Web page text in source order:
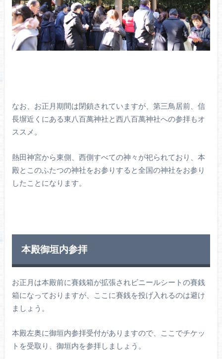
なお、お正月期間は閉鎖されていますが、第三鳥居前、信
長塀近くにある東八百萬神社と西八百萬神社への参拝もオ
ススメ。
熱田神宮から東側、西側すべての神々が祀られており、本
殿とこのふたつの神社をお参りすると全国の神社をお参り
したことになります。
本殿御垣内参拝
お正月は本殿前に賽銭箱が拡張されビニールシートの賽銭
箱になっておりますが、ここに賽銭を投げ入れるのは避け
ましょう。
本殿左奥に御垣内参拝受付がありますので、ここでチケッ
トを受取り、御垣内を参拝しましょう。